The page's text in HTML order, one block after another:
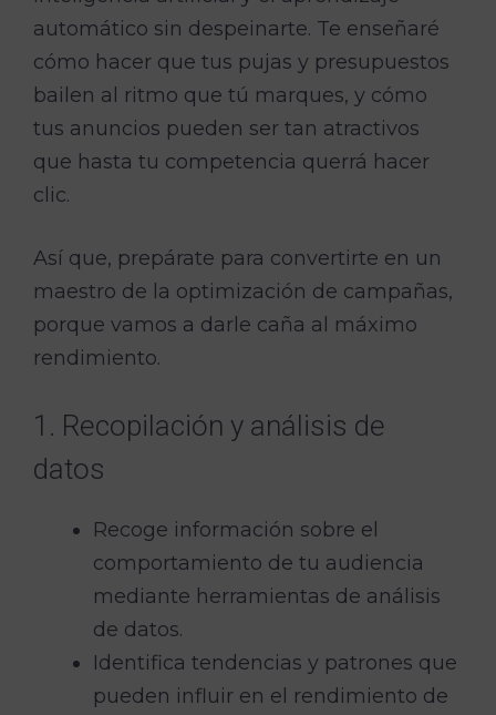
automático sin despeinarte. Te enseñaré
cómo hacer que tus pujas y presupuestos
bailen al ritmo que tú marques, y cómo
tus anuncios pueden ser tan atractivos
que hasta tu competencia querrá hacer
clic.
Así que, prepárate para convertirte en un
maestro de la optimización de campañas,
porque vamos a darle caña al máximo
rendimiento.
1. Recopilación y análisis de
datos
Recoge información sobre el
comportamiento de tu audiencia
mediante herramientas de análisis
de datos.
Identifica tendencias y patrones que
pueden influir en el rendimiento de